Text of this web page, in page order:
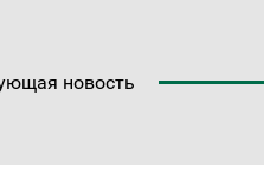
новость